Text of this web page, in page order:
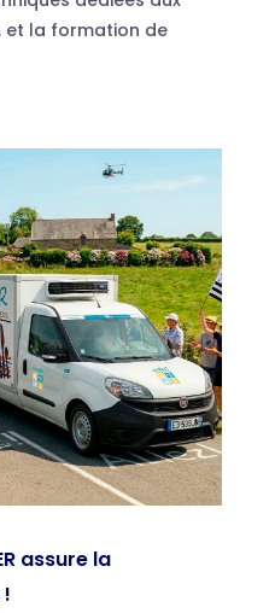
et la formation de
assure la